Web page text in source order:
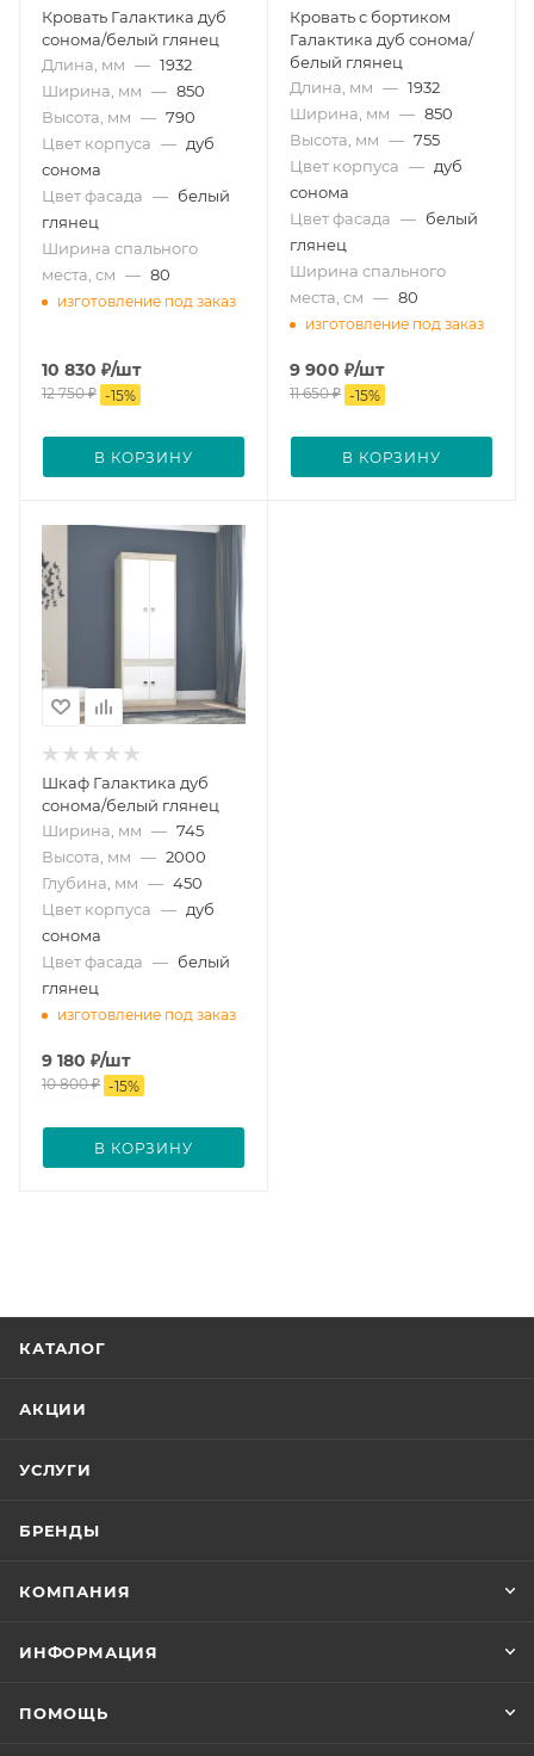
Кровать Галактика дуб
сонома/белый глянец
Длина, мм — 1932
Ширина, мм — 850
Высота, мм — 790
Цвет корпуса — дуб
сонома
Цвет фасада — белый
глянец
Ширина спального
места, см — 80
изготовление под заказ
10 830 ₽/шт
12 750₽ -15%
В КОРЗИНУ
Кровать с бортиком
Галактика дуб сонома/
белый глянец
Длина, мм — 1932
Ширина, мм — 850
Высота, мм — 755
Цвет корпуса — дуб
сонома
Цвет фасада — белый
глянец
Ширина спального
места, см — 80
изготовление под заказ
9 900 ₽/шт
11 650₽ -15%
В КОРЗИНУ
Шкаф Галактика дуб
сонома/белый глянец
Ширина, мм — 745
Высота, мм — 2000
Глубина, мм — 450
Цвет корпуса — дуб
сонома
Цвет фасада — белый
глянец
изготовление под заказ
9 180 ₽/шт
10 800₽ -15%
В КОРЗИНУ
КАТАЛОГ
АКЦИИ
УСЛУГИ
БРЕНДЫ
КОМПАНИЯ
ИНФОРМАЦИЯ
ПОМОЩЬ